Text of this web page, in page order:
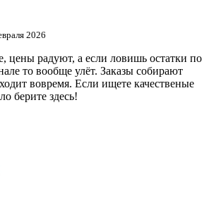
2026
цены радуют, а если ловишь остатки по
то вообще улёт. Заказы собирают
вовремя. Если ищете качественые
берите здесь!